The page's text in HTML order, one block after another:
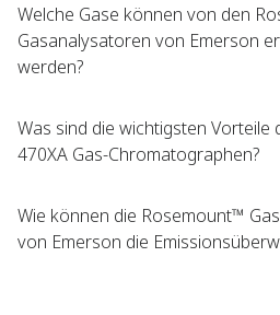
Welche Gase können von den
Gasanalysatoren von Emerson
werden?
Was sind die wichtigsten Vorteile
470XA Gas-Chromatographen?
Wie können die Rosemount™
von Emerson die